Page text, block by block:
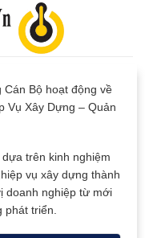
Bộ hoạt động về
Vụ Xây Dựng – Quản
trên kinh nghiệm
vụ xây dựng thành
doanh nghiệp từ mới
triển.